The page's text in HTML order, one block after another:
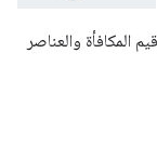
والعناصر